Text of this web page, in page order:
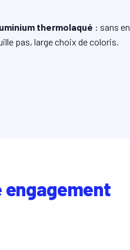
thermolaqué : sans
pas, large choix de coloris.
engagement